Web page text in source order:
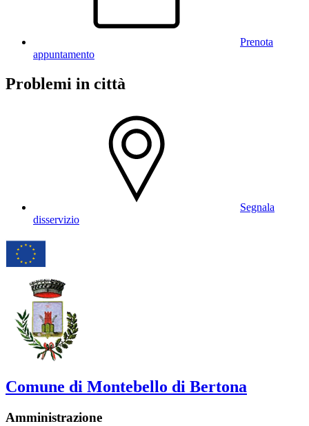
Prenota
appuntamento
Problemi in città
Segnala
disservizio
Comune di Montebello di Bertona
Amministrazione